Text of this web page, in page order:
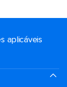
aplicáveis